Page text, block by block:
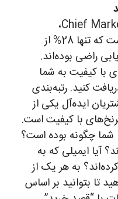
با توجه به اعلام وب‌سایت Chief Marketer،
پژوهش‌های اخیر نشان داده است که تنها 28% از
راضی بوده‌اند.
با کیفیت به شما
کنید. رتبه‌بندی
ایده‌آل یکی از
با کیفیت است.
شما چگونه بوده است؟
آیا ایمیلی که به
به هر یک از
تا بتوانید بر اساس